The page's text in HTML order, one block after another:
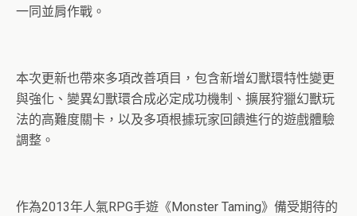
一同並肩作戰。
本次更新也帶來多項改善項目，包含新增幻獸環特性變更
與強化、變異幻獸環合成必定成功機制、擴展狩獵幻獸玩
法的高難度關卡，以及多項根據玩家回饋進行的遊戲體驗
調整。
作為2013年人氣RPG手遊《Monster Taming》備受期待的